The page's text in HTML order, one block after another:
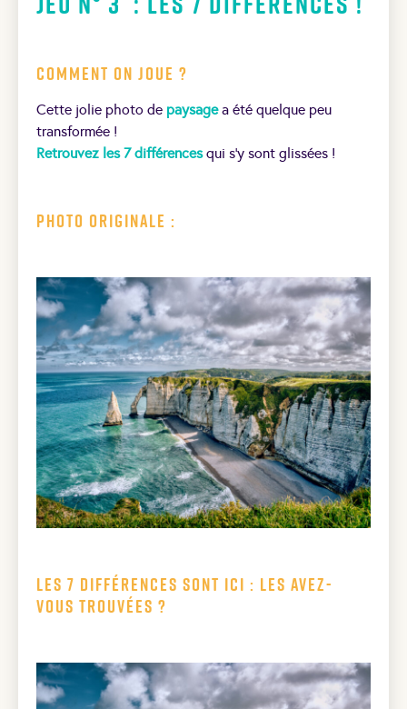
Comment on joue ?
Cette jolie photo de paysagea été quelque peu
transformée !
Retrouvez les 7 différencesqui s’y sont glissées !
Photo originale :
Les 7 différences sont ici : les avez-
vous trouvées ?